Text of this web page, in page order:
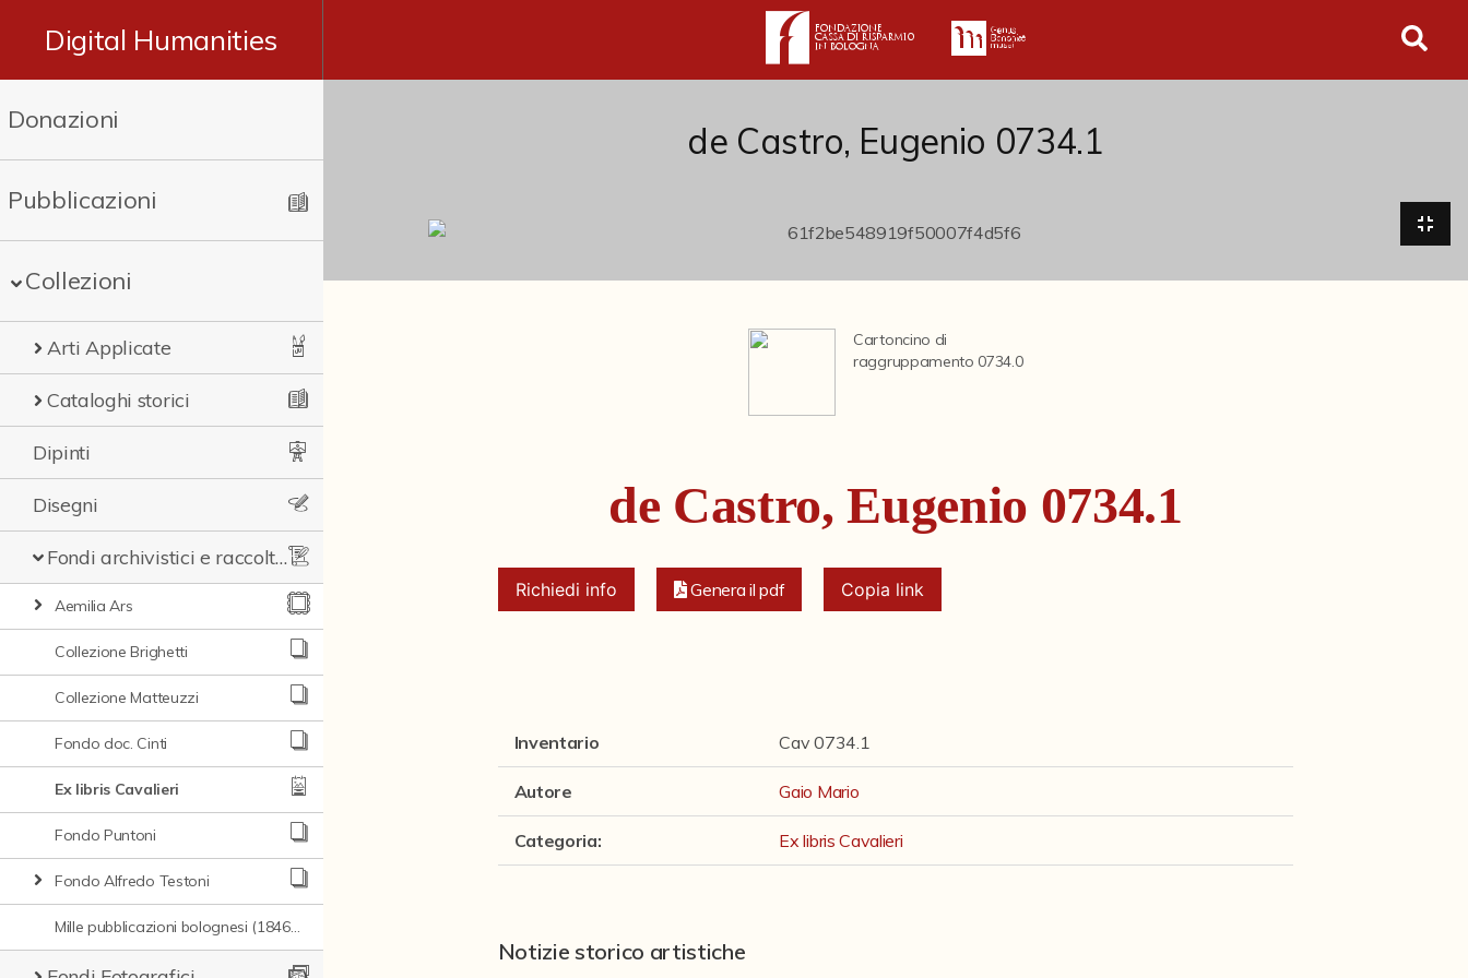
Digital Humanities
Donazioni
Pubblicazioni
Collezioni
Arti Applicate
Cataloghi storici
Dipinti
Disegni
Fondi archivistici e raccolte documentarie
Aemilia Ars
Collezione Brighetti
Collezione Matteuzzi
Fondo doc. Cinti
Ex libris Cavalieri
Fondo Puntoni
Fondo Alfredo Testoni
Mille pubblicazioni bolognesi (1846-1849)
de Castro, Eugenio 0734.1
Cartoncino di
raggruppamento 0734.0
de Castro, Eugenio 0734.1
Richiedi info Genera il pdf Copia link
Inventario Cav 0734.1
Autore Gaio Mario
Categoria: Ex libris Cavalieri
Notizie storico artistiche